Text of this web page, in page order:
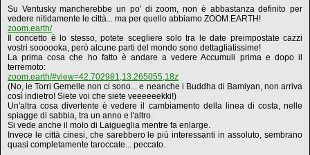
Su Ventusky mancherebbe un po' di zoom, non è abbastanza definito per
vedere nitidamente le città... ma per quello abbiamo ZOOM.EARTH!
zoom.earth/
Il concetto è lo stesso, potete scegliere solo tra le date preimpostate cazzi
vostri soooooka, però alcune parti del mondo sono dettagliatissime!
La prima cosa che ho fatto è andare a vedere Accumuli prima e dopo il
terremoto:
zoom.earth/#view=42.702981,13.265055,18z
(No, le Torri Gemelle non ci sono... e neanche i Buddha di Bamiyan, non arriva
così indietro! Siete voi che siete veeeeeekki!)
Un'altra cosa divertente è vedere il cambiamento della linea di costa, nelle
spiagge di sabbia, tra un anno e l'altro.
Si vede anche il molo di Laigueglia mentre fa enlarge.
Invece le città cinesi, che sarebbero le più interessanti in assoluto, sembrano
quasi completamente taroccate... peccato.